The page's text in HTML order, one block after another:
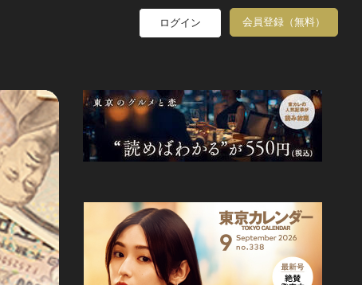
ログイン 会員登録（無料）